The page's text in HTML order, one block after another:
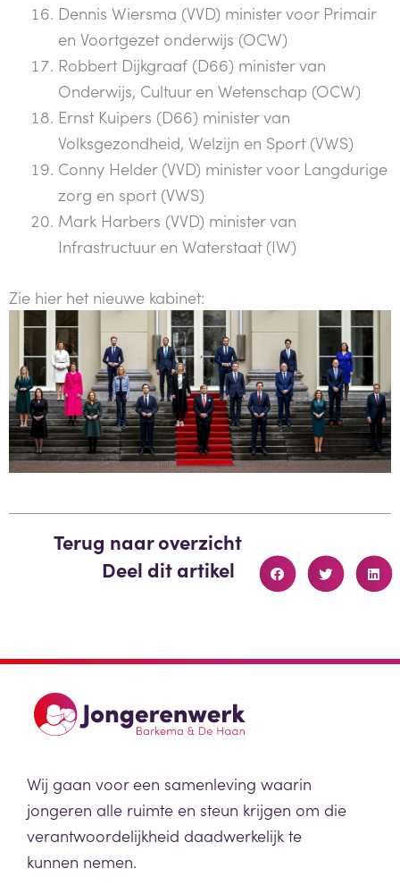
Dennis Wiersma (VVD) minister voor Primair
en Voortgezet onderwijs (OCW)
Robbert Dijkgraaf (D66) minister van
Onderwijs, Cultuur en Wetenschap (OCW)
Ernst Kuipers (D66) minister van
Volksgezondheid, Welzijn en Sport (VWS)
Conny Helder (VVD) minister voor Langdurige
zorg en sport (VWS)
Mark Harbers (VVD) minister van
Infrastructuur en Waterstaat (IW)
Zie hier het nieuwe kabinet:
Terug naar overzicht
Deel dit artikel
Wij gaan voor een samenleving waarin
jongeren alle ruimte en steun krijgen om die
verantwoordelijkheid daadwerkelijk te
kunnen nemen.